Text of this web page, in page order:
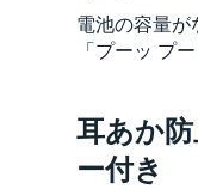
電池の容量が
「プーッ プ
耳あか
ー付き